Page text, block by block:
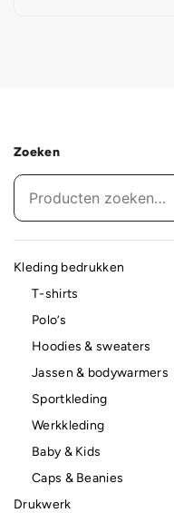
Zoeken
Kleding bedrukken
T-shirts
Polo’s
Hoodies & sweaters
Jassen & bodywarmers
Sportkleding
Werkkleding
Baby & Kids
Caps & Beanies
Drukwerk